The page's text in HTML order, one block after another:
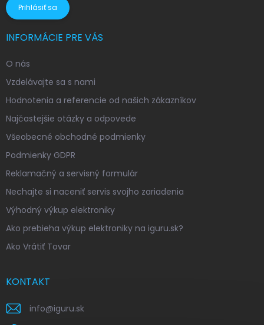
Prihlásiť sa
INFORMÁCIE PRE VÁS
O nás
Vzdelávajte sa s nami
Hodnotenia a referencie od našich zákazníkov
Najčastejšie otázky a odpovede
Všeobecné obchodné podmienky
Podmienky GDPR
Reklamačný a servisný formulár
Nechajte si naceniť servis svojho zariadenia
Výhodný výkup elektroniky
Ako prebieha výkup elektroniky na iguru.sk?
Ako Vrátiť Tovar
KONTAKT
info@iguru.sk